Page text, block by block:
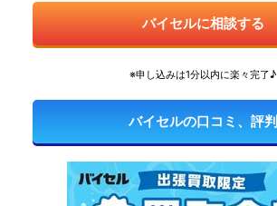
バイセルに相談する
※申し込みは1分以内に楽々完了♪
バイセルの口コミ、評判